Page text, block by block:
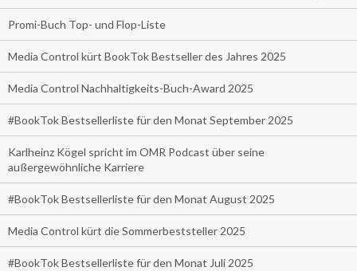
Promi-Buch Top- und Flop-Liste
Media Control kürt BookTok Bestseller des Jahres 2025
Media Control Nachhaltigkeits-Buch-Award 2025
#BookTok Bestsellerliste für den Monat September 2025
Karlheinz Kögel spricht im OMR Podcast über seine
außergewöhnliche Karriere
#BookTok Bestsellerliste für den Monat August 2025
Media Control kürt die Sommerbeststeller 2025
#BookTok Bestsellerliste für den Monat Juli 2025